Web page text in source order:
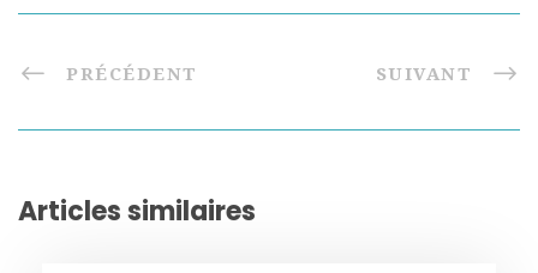
PRÉCÉDENT SUIVANT
Articles similaires